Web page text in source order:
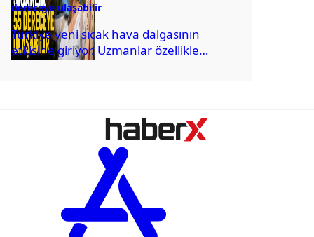
dereceye ulaşabilir
Türkiye yeni sıcak hava dalgasının
etkisine giriyor. Uzmanlar özellikle